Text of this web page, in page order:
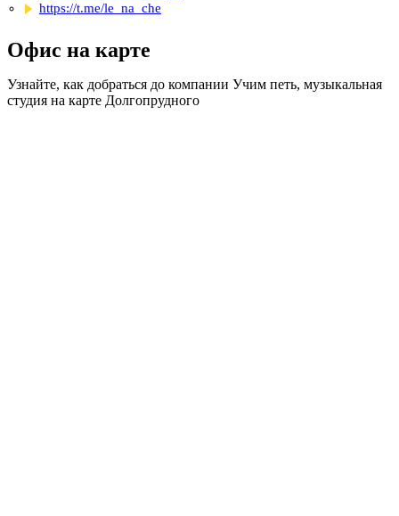
https://t.me/le_na_che
Офис на карте
Узнайте, как добраться до компании Учим петь, музыкальная
студия на карте Долгопрудного